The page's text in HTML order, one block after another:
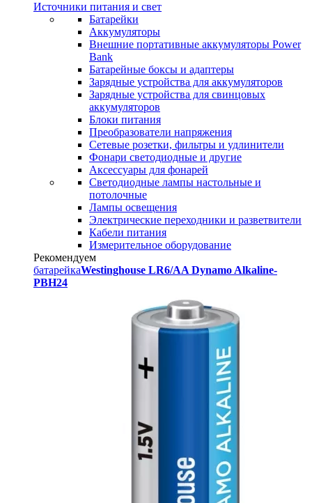
Источники питания и свет
Батарейки
Аккумуляторы
Внешние портативные аккумуляторы Power
Bank
Батарейные боксы и адаптеры
Зарядные устройства для аккумуляторов
Зарядные устройства для свинцовых
аккумуляторов
Блоки питания
Преобразователи напряжения
Сетевые розетки, фильтры и удлинители
Фонари светодиодные и другие
Аксессуары для фонарей
Светодиодные лампы настольные и
потолочные
Лампы освещения
Электрические переходники и разветвители
Кабели питания
Измерительное оборудование
Рекомендуем
батарейкаWestinghouse LR6/AA Dynamo Alkaline-
PBH24